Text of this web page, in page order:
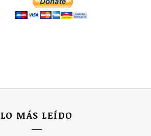
LO MÁS LEÍDO